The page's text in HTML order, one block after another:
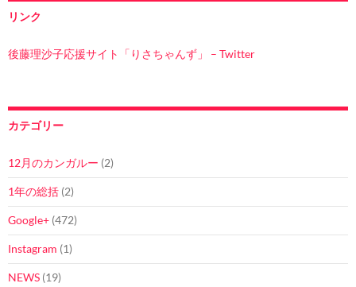
リンク
後藤理沙子応援サイト「りさちゃんず」 – Twitter
カテゴリー
12月のカンガルー (2)
1年の総括 (2)
Google+ (472)
Instagram (1)
NEWS (19)